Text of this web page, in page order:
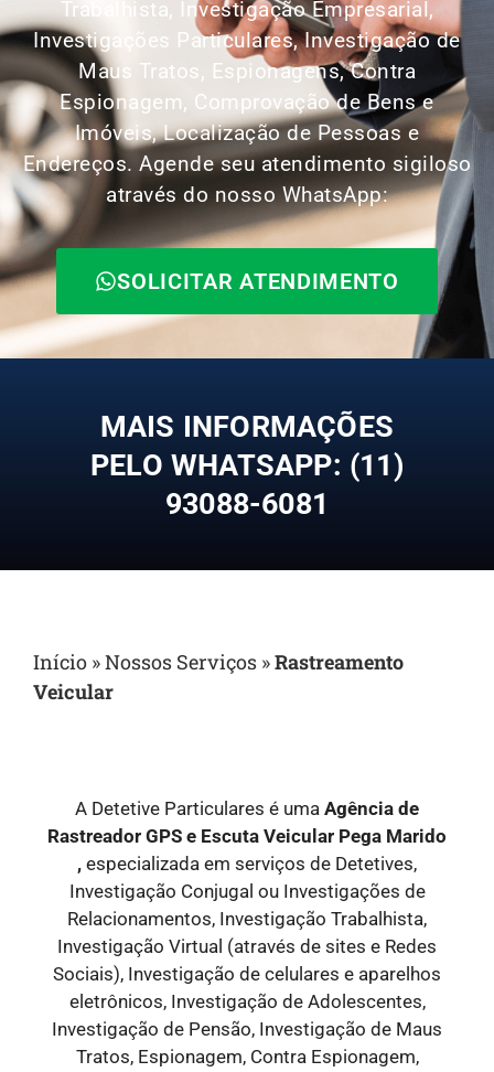
Trabalhista, Investigação Empresarial,
Investigações Particulares, Investigação de
Maus Tratos, Espionagens, Contra
Espionagem, Comprovação de Bens e
Imóveis, Localização de Pessoas e
Endereços. Agende seu atendimento sigiloso
através do nosso WhatsApp:
SOLICITAR ATENDIMENTO
MAIS INFORMAÇÕES
PELO WHATSAPP: (11)
93088-6081
Início »Nossos Serviços »Rastreamento
Veicular
A Detetive Particulares é uma Agência de
Rastreador GPS e Escuta Veicular Pega Marido
, especializada em serviços de Detetives,
Investigação Conjugal ou Investigações de
Relacionamentos, Investigação Trabalhista,
Investigação Virtual (através de sites e Redes
Sociais), Investigação de celulares e aparelhos
eletrônicos, Investigação de Adolescentes,
Investigação de Pensão, Investigação de Maus
Tratos, Espionagem, Contra Espionagem,